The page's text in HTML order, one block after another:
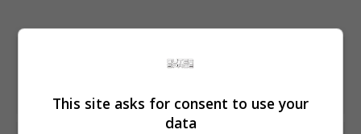
Share This
This site asks for consent to use your
data